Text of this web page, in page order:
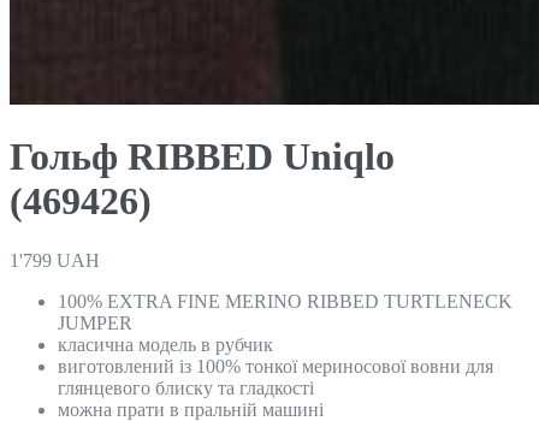
Гольф RIBBED Uniqlo
(469426)
1'799 UAH
100% EXTRA FINE MERINO RIBBED TURTLENECK
JUMPER
класична модель в рубчик
виготовлений із 100% тонкої мериносової вовни для
глянцевого блиску та гладкості
можна прати в пральній машині